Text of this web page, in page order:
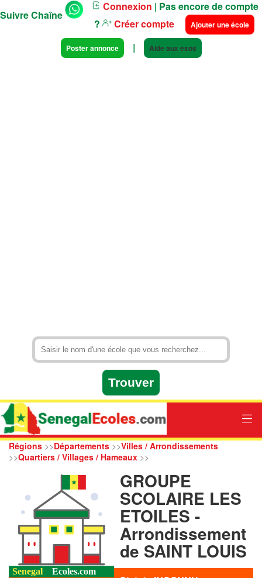
Suivre Chaîne
Connexion | Pas encore de compte
?
Créer compte Ajouter une école
Poster annonce | Aide aux exos
Régions >>Départements >>Villes / Arrondissements
>>Quartiers / Villages / Hameaux >>
GROUPE
SCOLAIRE LES
ETOILES -
Arrondissement
de SAINT LOUIS